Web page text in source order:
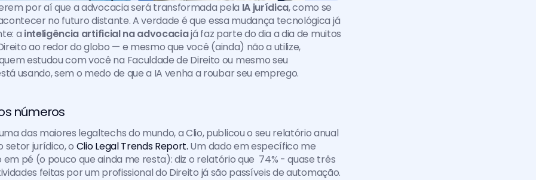
por aí que a advocacia será transformada pela IA jurídica, como se
no futuro distante. A verdade é que essa mudança tecnológica já
a inteligência artificial na advocacia já faz parte do dia a dia de muitos
ao redor do globo — e mesmo que você (ainda) não a utilize,
estudou com você na Faculdade de Direito ou mesmo seu
usando, sem o medo de que a IA venha a roubar seu emprego.
números
das maiores legaltechs do mundo, a Clio, publicou o seu relatório anual
setor jurídico, o Clio Legal Trends Report. Um dado em específico me
pé (o pouco que ainda me resta): diz o relatório que  74% - quase três
feitas por um profissional do Direito já são passíveis de automação.